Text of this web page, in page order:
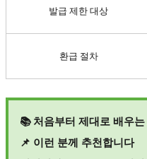
발급 제한 대상
환급 절차
📚 처음부터 제대로 배우는
📌 이런 분께 추천합니다